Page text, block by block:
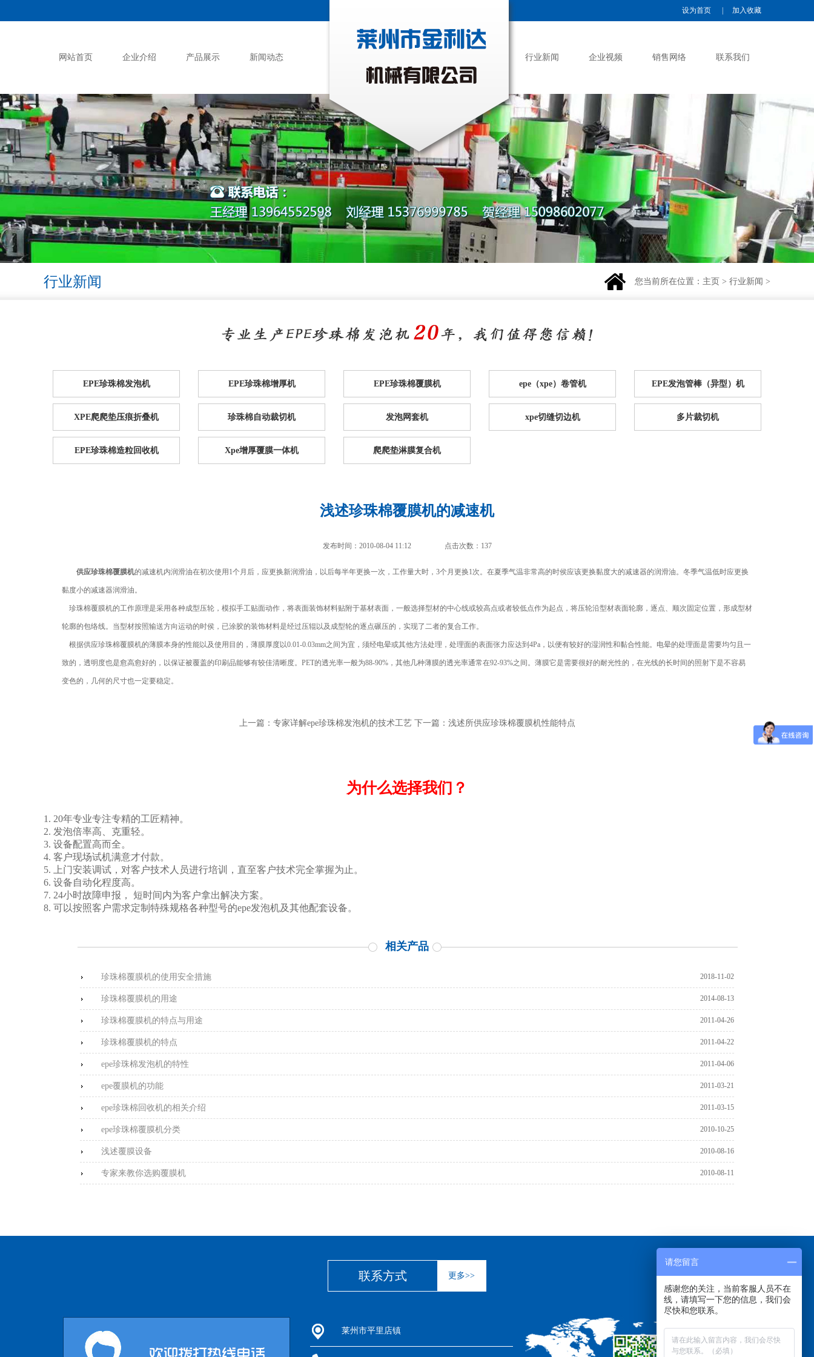
设为首页 加入收藏
网站首页 企业介绍 产品展示 新闻动态 行业新闻 企业视频 销售网络 联系我们
行业新闻 您当前所在位置： 主页 > 行业新闻 >
EPE珍珠棉发泡机 EPE珍珠棉增厚机 EPE珍珠棉覆膜机 epe（xpe）卷管机 EPE发泡管棒（异型）机
XPE爬爬垫压痕折叠机 珍珠棉自动裁切机 发泡网套机 xpe切缝切边机 多片裁切机
EPE珍珠棉造粒回收机 Xpe增厚覆膜一体机 爬爬垫淋膜复合机
浅述珍珠棉覆膜机的减速机
发布时间：2010-08-04 11:12 点击次数：137
供应珍珠棉覆膜机的减速机内润滑油在初次使用1个月后，应更换新润滑油，以后每半年更换一次，工作量大时，3个月更换1次。在夏季气温非常高的时侯应该更换黏度大的减速器的润滑油。冬季气温低时应更换
黏度小的减速器润滑油。
珍珠棉覆膜机的工作原理是采用各种成型压轮，模拟手工贴面动作，将表面装饰材料贴附于基材表面，一般选择型材的中心线或较高点或者较低点作为起点，将压轮沿型材表面轮廓，逐点、顺次固定位置，形成型材
轮廓的包络线。当型材按照输送方向运动的时侯，已涂胶的装饰材料是经过压辊以及成型轮的逐点碾压的，实现了二者的复合工作。
根据供应珍珠棉覆膜机的薄膜本身的性能以及使用目的，薄膜厚度以0.01-0.03mm之间为宜，须经电晕或其他方法处理，处理面的表面张力应达到4Pa，以便有较好的湿润性和黏合性能。电晕的处理面是需要均匀且一
致的，透明度也是愈高愈好的，以保证被覆盖的印刷品能够有较佳清晰度。PET的透光率一般为88-90%，其他几种薄膜的透光率通常在92-93%之间。薄膜它是需要很好的耐光性的，在光线的长时间的照射下是不容易
变色的，几何的尺寸也一定要稳定。
上一篇： 专家详解epe珍珠棉发泡机的技术工艺下一篇： 浅述所供应珍珠棉覆膜机性能特点
为什么选择我们？
1. 20年专业专注专精的工匠精神。
2. 发泡倍率高、克重轻。
3. 设备配置高而全。
4. 客户现场试机满意才付款。
5. 上门安装调试，对客户技术人员进行培训，直至客户技术完全掌握为止。
6. 设备自动化程度高。
7. 24小时故障申报， 短时间内为客户拿出解决方案。
8. 可以按照客户需求定制特殊规格各种型号的epe发泡机及其他配套设备。
相关产品
2018-11-02
珍珠棉覆膜机的使用安全措施
2014-08-13
珍珠棉覆膜机的用途
2011-04-26
珍珠棉覆膜机的特点与用途
2011-04-22
珍珠棉覆膜机的特点
2011-04-06
epe珍珠棉发泡机的特性
2011-03-21
epe覆膜机的功能
2011-03-15
epe珍珠棉回收机的相关介绍
2010-10-25
epe珍珠棉覆膜机分类
2010-08-16
浅述覆膜设备
2010-08-11
专家来教你选购覆膜机
联系方式 更多>>
莱州市平里店镇
请您留言
感谢您的关注，当前客服人员不在
线，请填写一下您的信息，我们会
尽快和您联系。